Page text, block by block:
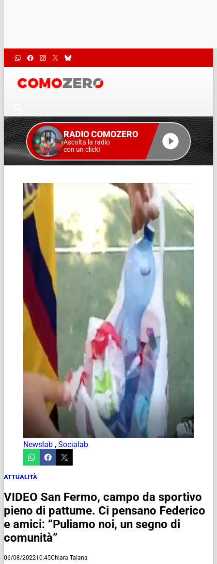
RADIO COMOZERO
Ascolta la radio
con un click!
Newslab , Socialab
ATTUALITÀ
VIDEO San Fermo, campo da sportivo
pieno di pattume. Ci pensano Federico
e amici: “Puliamo noi, un segno di
comunità”
06/08/202210:45Chiara Taiana